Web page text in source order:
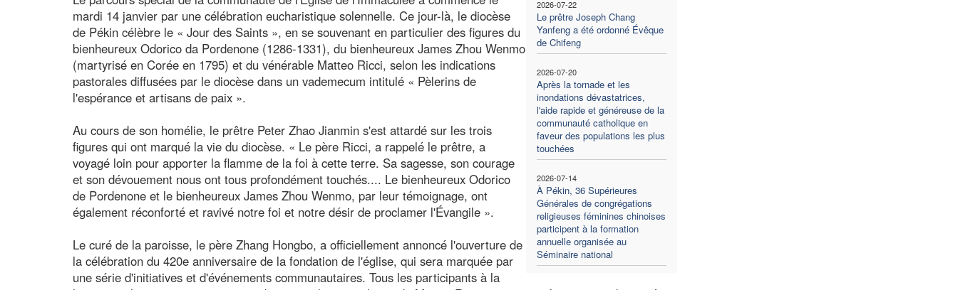
2026-07-22
Le prêtre Joseph Chang
Yanfeng a été ordonné Évêque
de Chifeng
2026-07-20
Après la tornade et les
inondations dévastatrices,
l'aide rapide et généreuse de la
communauté catholique en
faveur des populations les plus
touchées
2026-07-14
À Pékin, 36 Supérieures
Générales de congrégations
religieuses féminines chinoises
participent à la formation
annuelle organisée au
Séminaire national
mardi 14 janvier par une célébration eucharistique solennelle. Ce jour-là, le diocèse
de Pékin célèbre le « Jour des Saints », en se souvenant en particulier des figures du
bienheureux Odorico da Pordenone (1286-1331), du bienheureux James Zhou Wenmo
(martyrisé en Corée en 1795) et du vénérable Matteo Ricci, selon les indications
pastorales diffusées par le diocèse dans un vademecum intitulé « Pèlerins de
l'espérance et artisans de paix ».
Au cours de son homélie, le prêtre Peter Zhao Jianmin s'est attardé sur les trois
figures qui ont marqué la vie du diocèse. « Le père Ricci, a rappelé le prêtre, a
voyagé loin pour apporter la flamme de la foi à cette terre. Sa sagesse, son courage
et son dévouement nous ont tous profondément touchés.... Le bienheureux Odorico
de Pordenone et le bienheureux James Zhou Wenmo, par leur témoignage, ont
également réconforté et ravivé notre foi et notre désir de proclamer l'Évangile ».
Le curé de la paroisse, le père Zhang Hongbo, a officiellement annoncé l'ouverture de
la célébration du 420e anniversaire de la fondation de l'église, qui sera marquée par
une série d'initiatives et d'événements communautaires. Tous les participants à la